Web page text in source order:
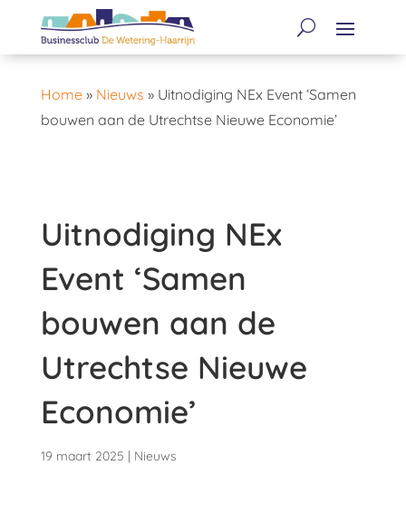
Home» Nieuws » Uitnodiging NEx Event ‘Samen
bouwen aan de Utrechtse Nieuwe Economie’
Uitnodiging NEx
Event ‘Samen
bouwen aan de
Utrechtse Nieuwe
Economie’
19 maart 2025 Nieuws